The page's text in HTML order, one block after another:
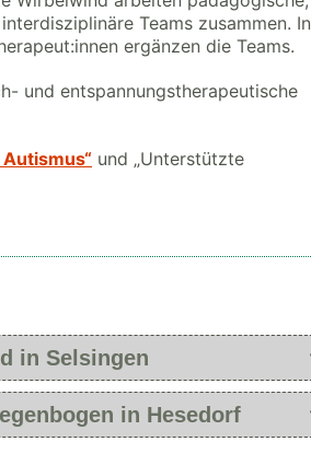
Teams zusammen. In
ergänzen die Teams.
und entspannungstherapeutische
und „Unterstützte
in Selsingen
in Hesedorf